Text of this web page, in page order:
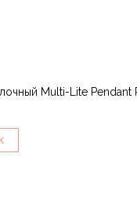
Multi-Lite Pendant